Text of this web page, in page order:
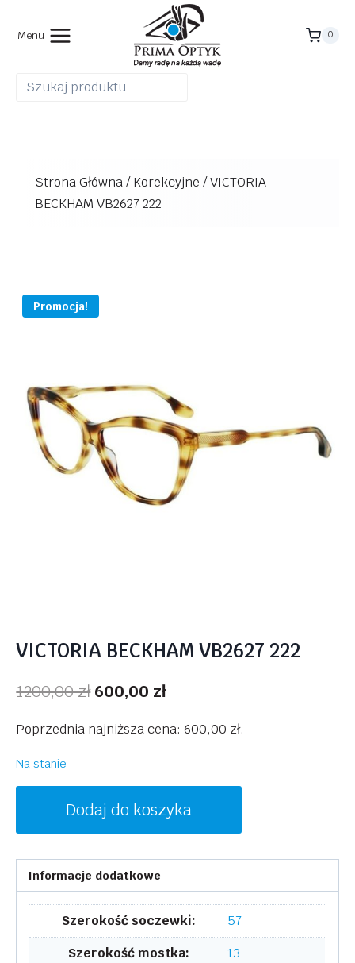
Menu 0
Strona Główna/Korekcyjne /VICTORIA
BECKHAM VB2627 222
Promocja!
VICTORIA BECKHAM VB2627 222
1200,00zł Pierwotna
wynosiła:
600,00 złAktualna
wynosi:
Poprzednia najniższa cena:600,00 zł.
Na stanie
VICTORIA
BECKHAM
VB2627
222
Dodaj do koszyka
Informacje dodatkowe
Szerokość soczewki:
57
Szerokość mostka:
13